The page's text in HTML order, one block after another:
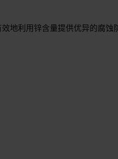
地利用锌含量提供优异的腐